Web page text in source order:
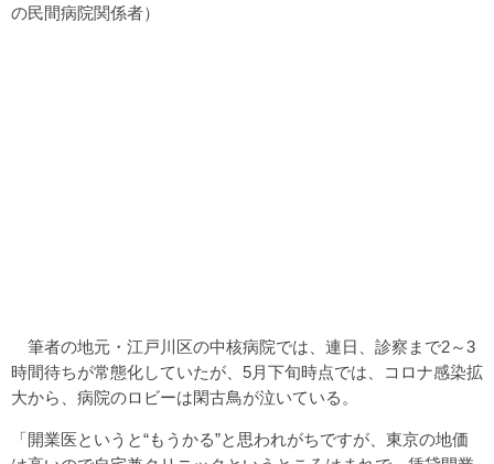
の民間病院関係者）
筆者の地元・江戸川区の中核病院では、連日、診察まで2～3
時間待ちが常態化していたが、5月下旬時点では、コロナ感染拡
大から、病院のロビーは閑古鳥が泣いている。
「開業医というと“もうかる”と思われがちですが、東京の地価